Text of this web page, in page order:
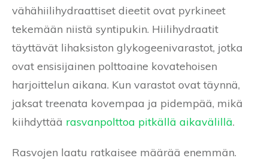
vähähiilihydraattiset dieetit ovat pyrkineet
tekemään niistä syntipukin. Hiilihydraatit
täyttävät lihaksiston glykogeenivarastot, jotka
ovat ensisijainen polttoaine kovatehoisen
harjoittelun aikana. Kun varastot ovat täynnä,
jaksat treenata kovempaa ja pidempää, mikä
kiihdyttää rasvanpolttoa pitkällä aikavälillä.
Rasvojen laatu ratkaisee määrää enemmän.